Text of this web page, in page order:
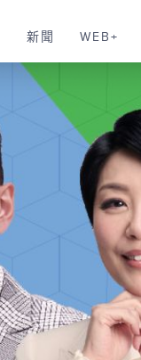
新聞 WEB+